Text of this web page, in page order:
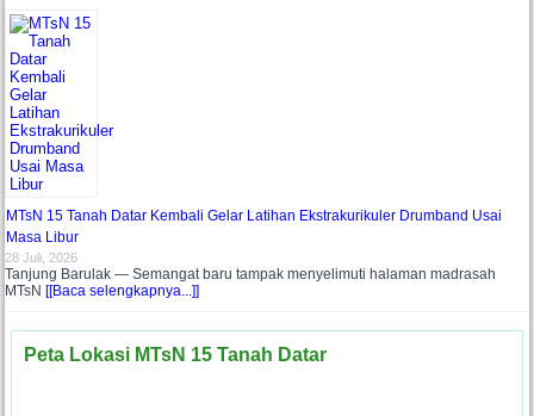
MTsN 15 Tanah Datar Kembali Gelar Latihan Ekstrakurikuler Drumband Usai
Masa Libur
28 Juli, 2026
Tanjung Barulak — Semangat baru tampak menyelimuti halaman madrasah
MTsN[[Baca selengkapnya...]]
Peta Lokasi MTsN 15 Tanah Datar